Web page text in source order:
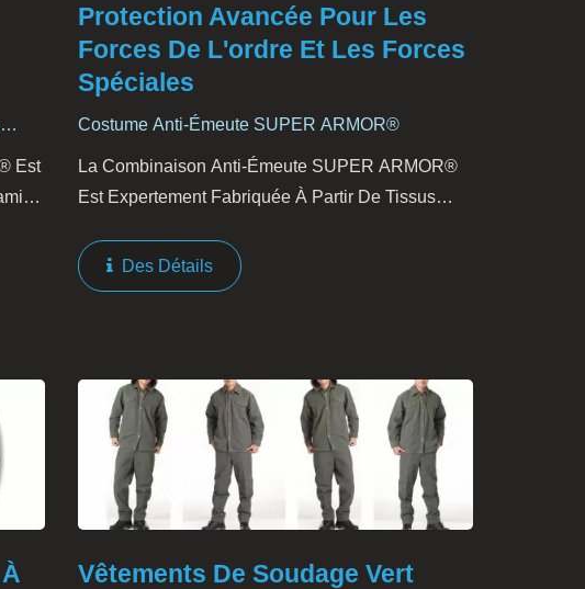
Est
Protection Avancée Pour Les
Forces De L'ordre Et Les Forces
Spéciales
Costume Anti-Émeute SUPER ARMOR®
La Combinaison Anti-Émeute SUPER ARMOR®
Est Expertement Fabriquée À Partir De Tissus
Inégalée Pour Les Équipes De Police, Les Unités
De L'armée Et Les Forces...
Des Détails
Vêtements De Soudage Vert